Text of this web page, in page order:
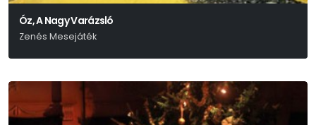
Óz, A Nagy Varázsló
Zenés Mesejáték